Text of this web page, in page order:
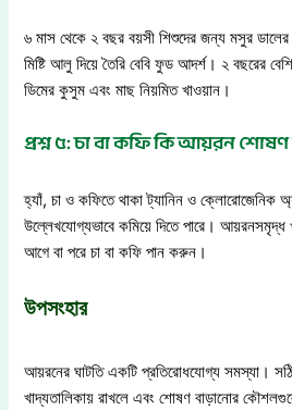
৬ মাস থেকে ২ বছর বয়সী শিশুদের জন্য মসুর
মিষ্টি আলু দিয়ে তৈরি বেবি ফুড আদর্শ। ২ বছরের
ডিমের কুসুম এবং মাছ নিয়মিত খাওয়ান।
প্রশ্ন ৫: চা বা কফি কি আয়রন
হ্যাঁ, চা ও কফিতে থাকা ট্যানিন ও ক্লোরোজেনিক
উল্লেখযোগ্যভাবে কমিয়ে দিতে পারে। আয়রনসমৃদ্ধ
আগে বা পরে চা বা কফি পান করুন।
উপসংহার
আয়রনের ঘাটতি একটি প্রতিরোধযোগ্য সমস্যা।
খাদ্যতালিকায় রাখলে এবং শোষণ বাড়ানোর